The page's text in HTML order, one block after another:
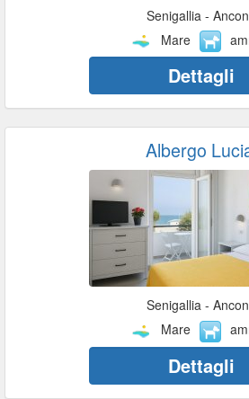
Senigallia -
Mare
Dettagli
Albergo
Senigallia -
Mare
Dettagli